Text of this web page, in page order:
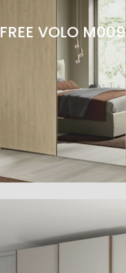
FREE VOLO M009